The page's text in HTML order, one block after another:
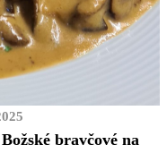
bravčové na